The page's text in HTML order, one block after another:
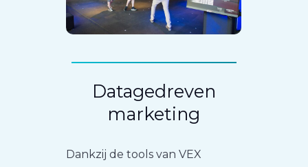
Datagedreven
marketing
Dankzij de tools van VEX